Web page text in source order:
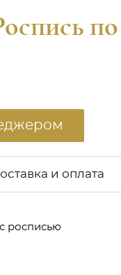
и оплата
росписью